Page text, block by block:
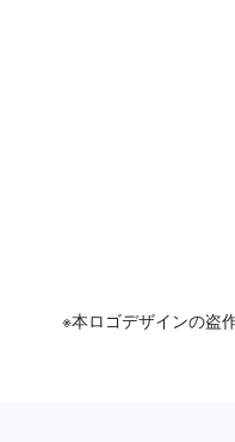
※本ロゴデザインの盗